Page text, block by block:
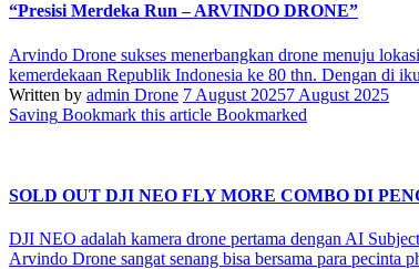
“Presisi Merdeka Run – ARVINDO DRONE”
Arvindo Drone sukses menerbangkan drone menuju
kemerdekaan Republik Indonesia ke 80 thn. Dengan di
Written by admin Drone 7 August 20257 August 2025
Saving Bookmark this article Bookmarked
SOLD OUT DJI NEO FLY MORE COMBO DI
DJI NEO adalah kamera drone pertama dengan AI
Arvindo Drone sangat senang bisa bersama para pecinta